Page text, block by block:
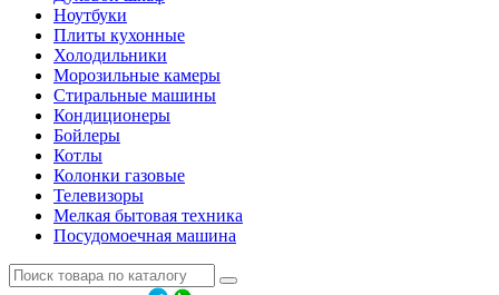
Ноутбуки
Плиты кухонные
Холодильники
Морозильные камеры
Стиральные машины
Кондиционеры
Бойлеры
Котлы
Колонки газовые
Телевизоры
Мелкая бытовая техника
Посудомоечная машина